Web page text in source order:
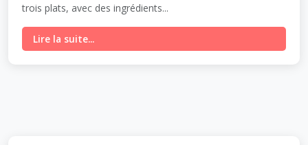
trois plats, avec des ingrédients...
Lire la suite...